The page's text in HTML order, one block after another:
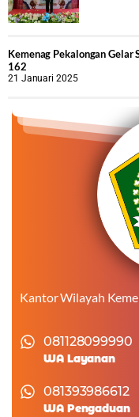
Kemenag Pekalongan Gelar
162
21 Januari 2025
Kantor Wilayah
081128099990
WA Layanan
081393986612
WA Pengaduan